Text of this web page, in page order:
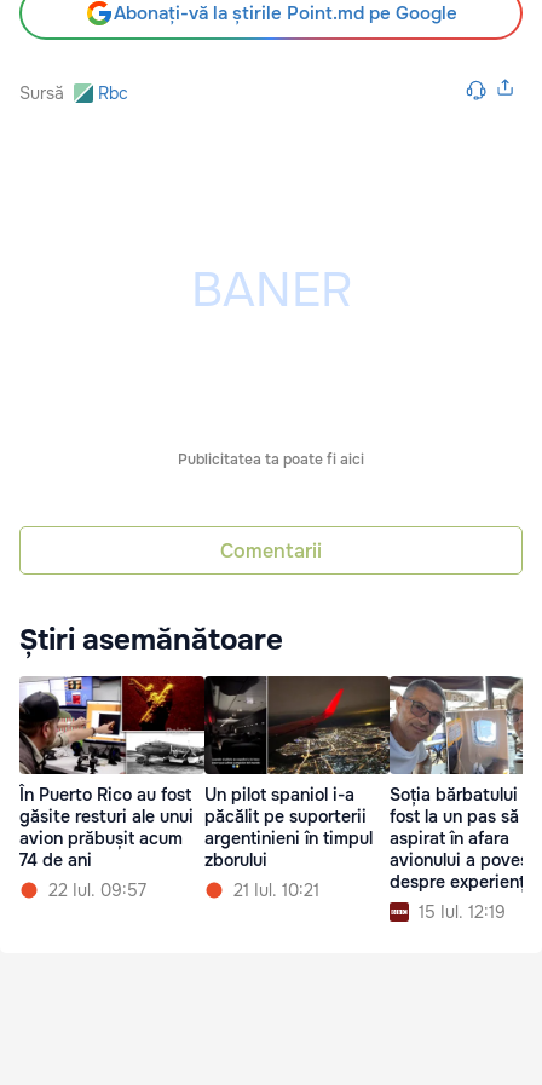
Abonați-vă la știrile Point.md pe Google
Sursă Rbc
Publicitatea ta poate fi aici
Comentarii
Știri asemănătoare
În Puerto Rico au fost
găsite resturi ale unui
avion prăbușit acum
74 de ani
22 Iul. 09:57
Un pilot spaniol i-a
păcălit pe suporterii
argentinieni în timpul
zborului
21 Iul. 10:21
Soția bărbatului
fost la un pas să
aspirat în afara
avionului a
despre experiența
trăită15 Iul. 12:19